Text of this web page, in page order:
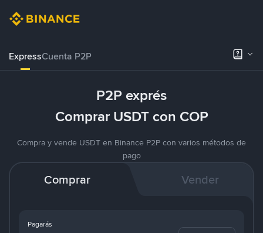
ExpressCuenta P2P
P2P exprés
Comprar USDT con COP
Compra y vende USDT en Binance P2P con varios métodos de
pago
Comprar Vender
Pagarás